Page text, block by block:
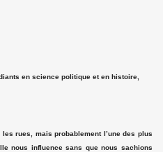
en science politique et en histoire,
rues, mais probablement l’une des plus
nous influence sans que nous sachions